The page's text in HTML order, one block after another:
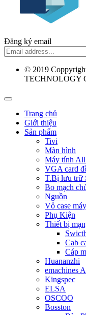
Đăng ký email
© 2019
TECHNOLOGY
Trang chủ
Giới thiệu
Sản phẩm
Tivi
Màn hình
Máy tính
VGA card
T.Bị lưu trữ
Bo mạch
Nguồn
Vỏ case
Phụ Kiện
Thiết bị
Cab
Cáp
Huananzhi
emachines
Kingspec
ELSA
OSCOO
Bosston